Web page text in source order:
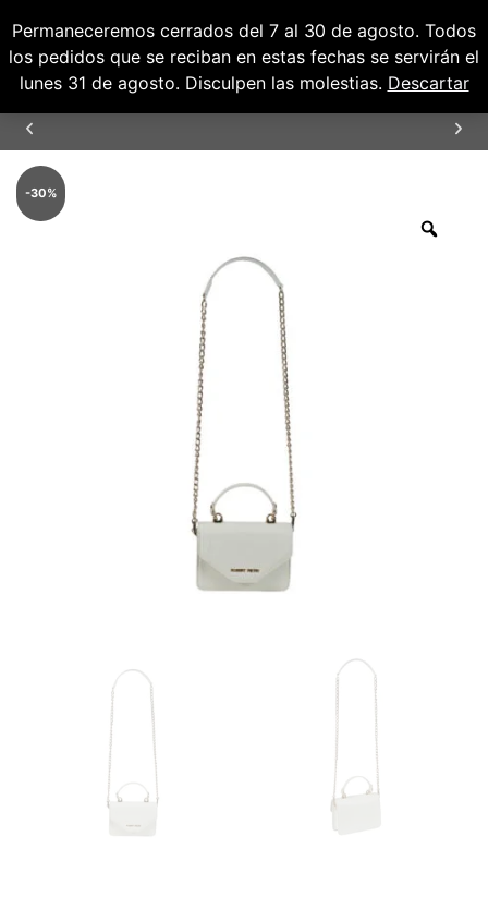
Permaneceremos cerrados del 7 al 30 de agosto. Todos
los pedidos que se reciban en estas fechas se servirán el
lunes 31 de agosto. Disculpen las molestias. Descartar
0,00€
0
ENVÍOS GRATUITOS PARA PENÍNSULA Y
-30%